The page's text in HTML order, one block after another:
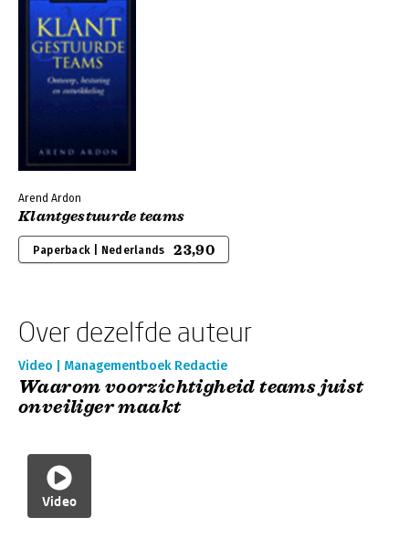
Arend Ardon
Klantgestuurde teams
Paperback | Nederlands 23,90
Over dezelfde auteur
Video | Managementboek Redactie
Waarom voorzichtigheid teams juist
onveiliger maakt
Video